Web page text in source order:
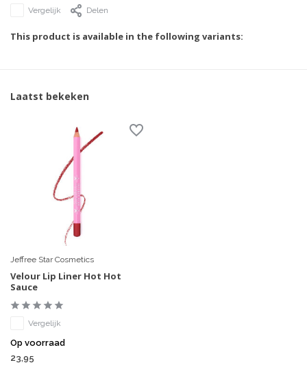
Vergelijk Delen
This product is available in the following variants:
Laatst bekeken
Jeffree Star Cosmetics
Velour Lip Liner Hot Hot
Sauce
Vergelijk
Op voorraad
23,95